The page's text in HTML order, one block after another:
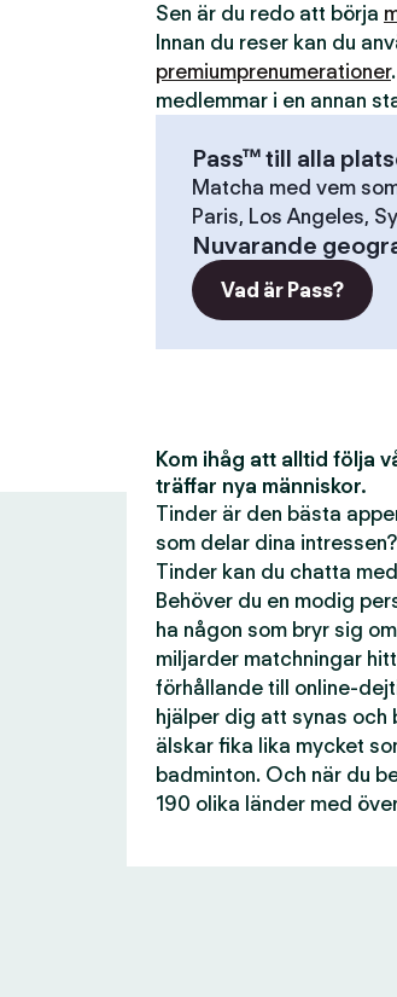
Sen är du redo att börja
Innan du reser kan du
premiumprenumerationer
medlemmar i en annan
Pass™ till alla
Matcha med vem
Paris, Los Angeles,
Nuvarande
Vad är Pass?
Kom ihåg att alltid följa
träffar nya människor.
Tinder är den bästa
som delar dina
Tinder kan du chatta
Behöver du en modig
ha någon som bryr sig
miljarder matchningar
förhållande till online-
hjälper dig att synas och
älskar fika lika mycket
badminton. Och när du
190 olika länder med